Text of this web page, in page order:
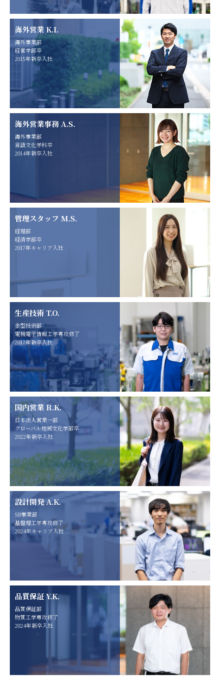
海外営業 K.I.
海外事業部
経営学部卒
2015年新卒入社
海外営業事務 A.S.
海外事業部
言語文化学科卒
2014年新卒入社
管理スタッフ M.S.
経理部
経済学部卒
2017年キャリア入社
生産技術 T.O.
金型技術部
電機電子情報工学専攻修了
2017年新卒入社
国内営業 R.K.
日本法人営業一部
グローバル地域文化学部卒
2022年新卒入社
設計開発 A.K.
SB事業部
基盤理工学専攻修了
2024年キャリア入社
品質保証 Y.K.
品質保証部
物質工学専攻修了
2024年新卒入社